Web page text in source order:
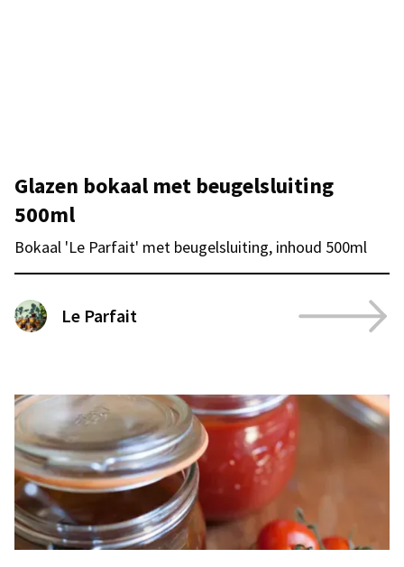
Glazen bokaal met beugelsluiting
500ml
Bokaal 'Le Parfait' met beugelsluiting, inhoud 500ml
Le Parfait